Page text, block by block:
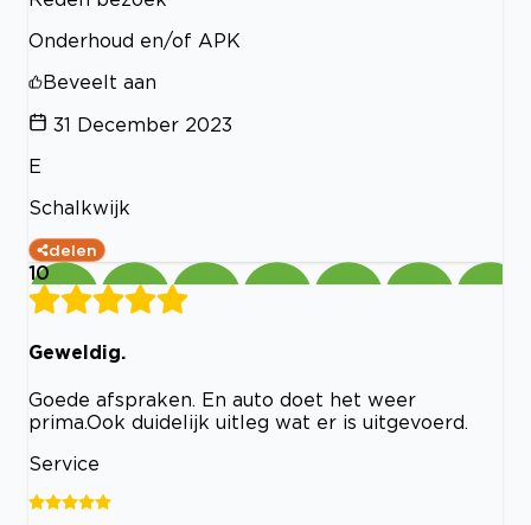
Onderhoud en/of APK
Beveelt aan
31 December 2023
E
Schalkwijk
delen
10
Geweldig.
Goede afspraken. En auto doet het weer
prima.Ook duidelijk uitleg wat er is uitgevoerd.
Service